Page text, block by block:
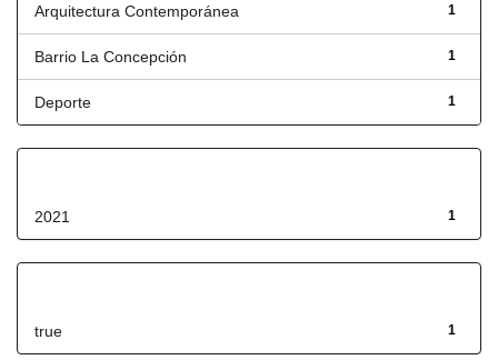
1
Arquitectura Contemporánea
1
Barrio La Concepción
1
Deporte
1
2021
1
true